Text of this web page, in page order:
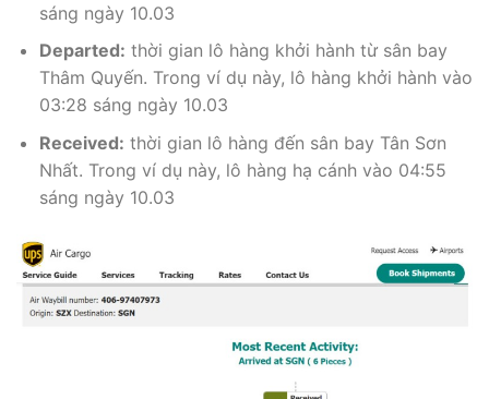
sáng ngày 10.03
Departed: thời gian lô hàng khởi hành từ sân bay
Thâm Quyến. Trong ví dụ này, lô hàng khởi hành vào
03:28 sáng ngày 10.03
Received: thời gian lô hàng đến sân bay Tân Sơn
Nhất. Trong ví dụ này, lô hàng hạ cánh vào 04:55
sáng ngày 10.03